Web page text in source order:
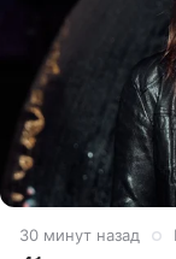
30 минут назад